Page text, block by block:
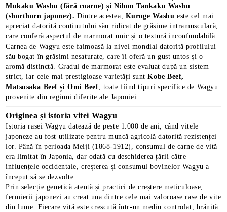
30%
Mukaku Washu (fără coarne) și Nihon Tankaku Washu
(shorthorn japonez). Dintre acestea, Kuroge Washu este cel mai
apreciat datorită conținutului său ridicat de grăsime intramusculară,
care conferă aspectul de marmorat unic și o textură inconfundabilă.
Carnea de Wagyu este faimoasă la nivel mondial datorită profilului
său bogat în grăsimi nesaturate, care îi oferă un gust untos și o
aromă distinctă. Gradul de marmorat este evaluat după un sistem
strict, iar cele mai prestigioase varietăți suntKobe Beef,
Matsusaka Beef și Ōmi Beef, toate fiind tipuri specifice de Wagyu
provenite din regiuni diferite ale Japoniei.
Originea și istoria vitei Wagyu
Istoria rasei Wagyu datează de peste 1.000 de ani, când vitele
japoneze au fost utilizate pentru muncă agricolă datorită rezistenței
lor. Până în perioada Meiji (1868-1912), consumul de carne de vită
era limitat în Japonia, dar odată cu deschiderea țării către
influențele occidentale, creșterea și consumul bovinelor Wagyu a
început să se dezvolte.
Prin selecție genetică atentă și practici de creștere meticuloase,
fermierii japonezi au creat una dintre cele mai valoroase rase de vite
din lume. Fiecare vită este crescută într-un mediu controlat, hrănită